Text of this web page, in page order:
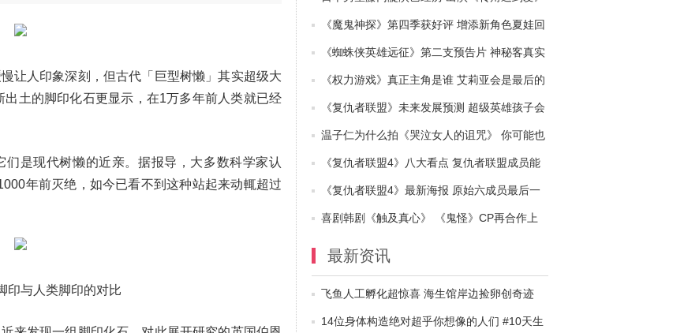
让人印象深刻，但古代「巨型树懒」其实超级大
土的脚印化石更显示，在1万多年前人类就已经
是现代树懒的近亲。据报导，大多数科学家认
年前灭绝，如今已看不到这种站起来动輒超过
印与人类脚印的对比
名气大增
《魔鬼神探》第四季获好评 增添新角色夏娃回
归剧情核心
《蜘蛛侠英雄远征》第二支预告片 神秘客真实
身份是谁
《权力游戏》真正主角是谁 艾莉亚会是最后的
《复仇者联盟》未来发展预测 超级英雄孩子会
接续传奇吗
温子仁为什么拍《哭泣女人的诅咒》 你可能也
是哭泣的女人
《复仇者联盟4》八大看点 复仇者联盟成员能
否战胜宇宙最强反派
《复仇者联盟4》最新海报 原始六成员最后一
次合照
喜剧韩剧《触及真心》 《鬼怪》CP再合作上
最新资讯
飞鱼人工孵化超惊喜 海生馆岸边捡卵创奇迹
14位身体构造绝对超乎你想像的人们 #10天生